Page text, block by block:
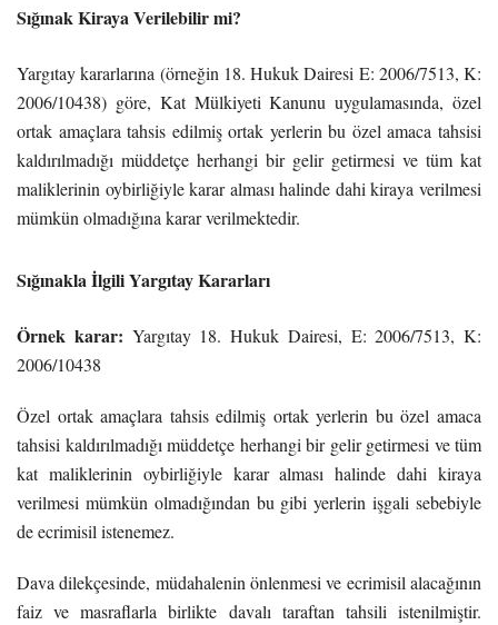
Sığınak Kiraya Verilebilir mi?
Yargıtay kararlarına (örneğin 18. Hukuk Dairesi E: 2006/7513, K:
2006/10438) göre, Kat Mülkiyeti Kanunu uygulamasında, özel
ortak amaçlara tahsis edilmiş ortak yerlerin bu özel amaca tahsisi
kaldırılmadığı müddetçe herhangi bir gelir getirmesi ve tüm kat
maliklerinin oybirliğiyle karar alması halinde dahi kiraya verilmesi
mümkün olmadığına karar verilmektedir.
Sığınakla İlgili Yargıtay Kararları
Örnek karar: Yargıtay 18. Hukuk Dairesi, E: 2006/7513, K:
2006/10438
Özel ortak amaçlara tahsis edilmiş ortak yerlerin bu özel amaca
tahsisi kaldırılmadığı müddetçe herhangi bir gelir getirmesi ve tüm
kat maliklerinin oybirliğiyle karar alması halinde dahi kiraya
verilmesi mümkün olmadığından bu gibi yerlerin işgali sebebiyle
de ecrimisil istenemez.
Dava dilekçesinde, müdahalenin önlenmesi ve ecrimisil alacağının
faiz ve masraflarla birlikte davalı taraftan tahsili istenilmiştir.